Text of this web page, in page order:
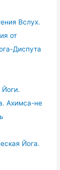
Вслух.
от
Диспута
Ахимса-не
Йога.